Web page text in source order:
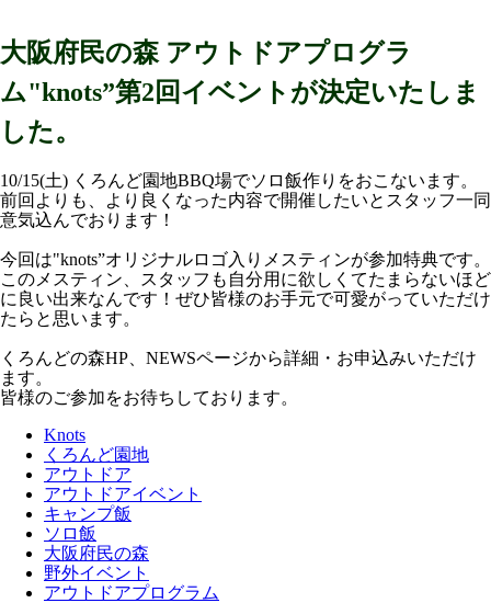
大阪府民の森 アウトドアプログラ
ム"knots”第2回イベントが決定いたしま
した。
10/15(土) くろんど園地BBQ場でソロ飯作りをおこないます。
前回よりも、より良くなった内容で開催したいとスタッフ一同
意気込んでおります！
今回は"knots”オリジナルロゴ入りメスティンが参加特典です。
このメスティン、スタッフも自分用に欲しくてたまらないほど
に良い出来なんです！ぜひ皆様のお手元で可愛がっていただけ
たらと思います。
くろんどの森HP、NEWSページから詳細・お申込みいただけ
ます。
皆様のご参加をお待ちしております。
Knots
くろんど園地
アウトドア
アウトドアイベント
キャンプ飯
ソロ飯
大阪府民の森
野外イベント
アウトドアプログラム